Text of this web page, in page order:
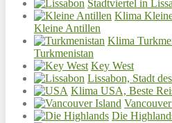
Stadtviertel in
Klima
Kleine Antillen
Klima
Turkmenistan
Key West
Lissabon, Stadt
Klima USA, Beste
Die